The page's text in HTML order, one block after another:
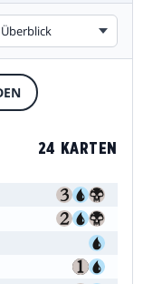
Überblick
24 KARTEN